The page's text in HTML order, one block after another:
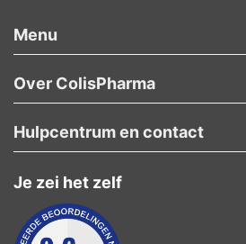
Menu
Over ColisPharma
Je zei het zelf
Hulpcentrum en contact